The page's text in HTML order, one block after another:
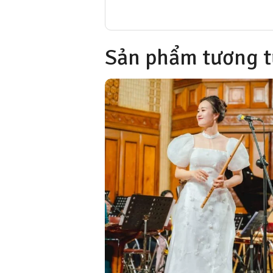
Sản phẩm tương